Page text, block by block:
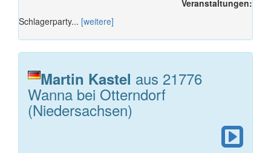
Veranstaltungen:
Schlagerparty... [weitere]
Martin Kastel aus 21776
Wanna bei Otterndorf
(Niedersachsen)